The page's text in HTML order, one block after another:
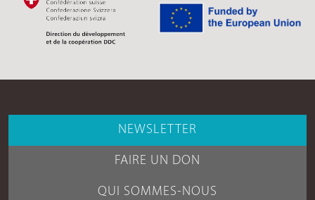
NEWSLETTER
FAIRE UN DON
QUI SOMMES-NOUS